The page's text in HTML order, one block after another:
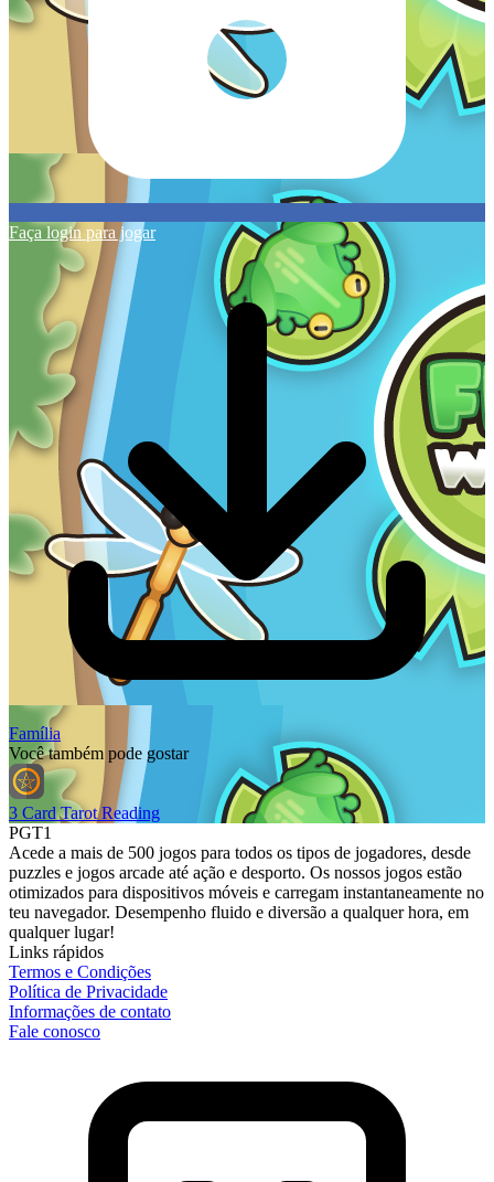
Faça login para jogar
Família
Você também pode gostar
3 Card Tarot Reading
PGT1
Acede a mais de 500 jogos para todos os tipos de jogadores, desde
puzzles e jogos arcade até ação e desporto. Os nossos jogos estão
otimizados para dispositivos móveis e carregam instantaneamente no
teu navegador. Desempenho fluido e diversão a qualquer hora, em
qualquer lugar!
Links rápidos
Termos e Condições
Política de Privacidade
Informações de contato
Fale conosco